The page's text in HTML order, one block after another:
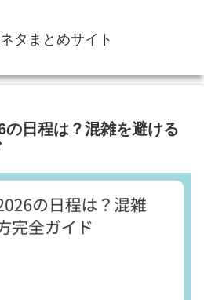
タまとめサイト
日程は？混雑を避ける